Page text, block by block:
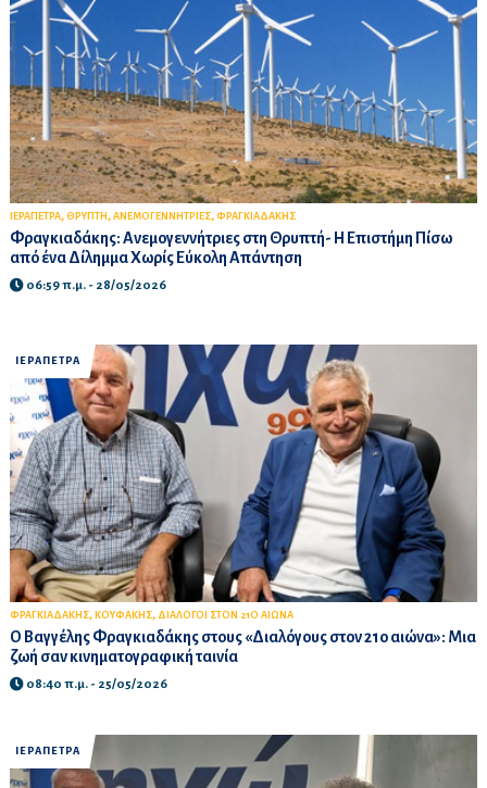
ΙΕΡΑΠΕΤΡΑ, ΘΡΥΠΤΗ , ΑΝΕΜΟΓΕΝΝΗΤΡΙΕΣ, ΦΡΑΓΚΙΑΔΑΚΗΣ
Φραγκιαδάκης: Ανεμογεννήτριες στη Θρυπτή- Η Επιστήμη Πίσω
από ένα Δίλημμα Χωρίς Εύκολη Απάντηση
06:59 π.μ. - 28/05/2026
ΙΕΡΑΠΕΤΡΑ
ΦΡΑΓΚΙΑΔΑΚΗΣ, ΚΟΥΦΑΚΗΣ, ΔΙΑΛΟΓΟΙ ΣΤΟΝ 21Ο ΑΙΩΝΑ
Ο Βαγγέλης Φραγκιαδάκης στους «Διαλόγους στον 21ο αιώνα»: Μια
ζωή σαν κινηματογραφική ταινία
08:40 π.μ. - 25/05/2026
ΙΕΡΑΠΕΤΡΑ